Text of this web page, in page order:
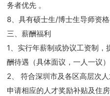
务者优先 。
8、具有硕士生/博士生导师资格
三、薪酬福利
1、实行年薪制或协议工资制
酬待遇（具体面议，一人一议）
2、 符合深圳市及各区高层次
申请相应的人才奖励补贴及住房